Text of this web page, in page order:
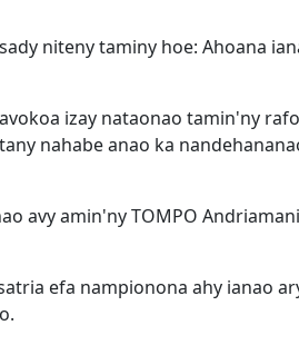
niteny taminy hoe: Ahoana
izay nataonao tamin'ny
nahabe anao ka
avy amin'ny TOMPO
efa nampionona ahy ianao